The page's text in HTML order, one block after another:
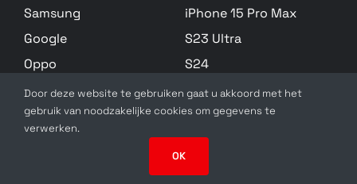
ROG Phone ZS600KL
Z01QD, ZS600KL
ZenFone Live (L1)
Samsung
Google
Oppo
Huawei
Zebra
iPhone 15 Pro Max
S23 Ultra
S24
S22 Plus
Alle Modellen
SolidSlick Web Design 2025 ©
Door deze website te gebruiken gaat u akkoord met het
gebruik van noodzakelijke cookies om gegevens te
verwerken.
OK